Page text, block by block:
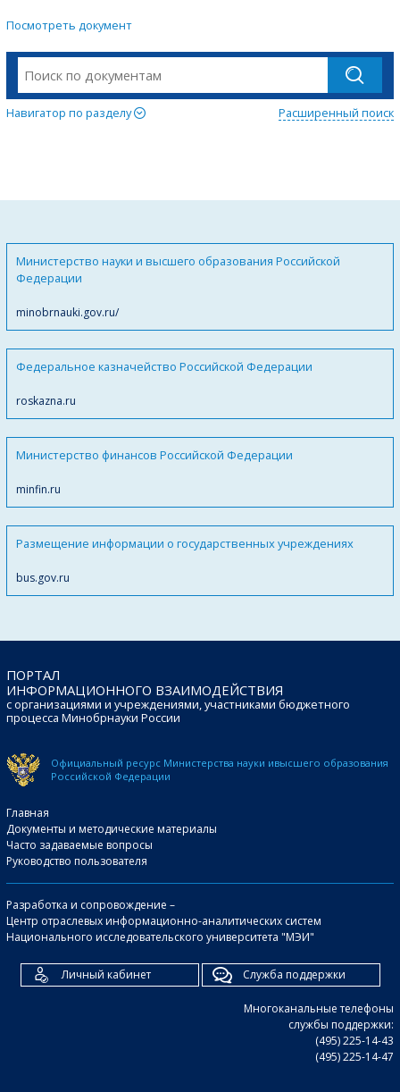
Посмотреть документ
Навигатор по разделу Расширенный поиск
Министерство науки и высшего образования Российской
Федерации
minobrnauki.gov.ru/
Федеральное казначейство Российской Федерации
roskazna.ru
Министерство финансов Российской Федерации
minfin.ru
Размещение информации о государственных учреждениях
bus.gov.ru
ПОРТАЛ
ИНФОРМАЦИОННОГО ВЗАИМОДЕЙСТВИЯ
с организациями и учреждениями, участниками бюджетного
процесса Минобрнауки России
Официальный ресурс Министерства науки ивысшего образования
Российской Федерации
Главная
Документы и методические материалы
Часто задаваемые вопросы
Руководство пользователя
Разработка и сопровождение –
Центр отраслевых информационно-аналитических систем
Национального исследовательского университета "МЭИ"
Личный кабинет Служба поддержки
Многоканальные телефоны
службы поддержки:
(495) 225-14-43
(495) 225-14-47